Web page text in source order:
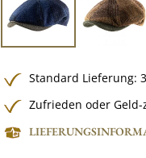
Standard Lieferung:
Zufrieden oder Geld-